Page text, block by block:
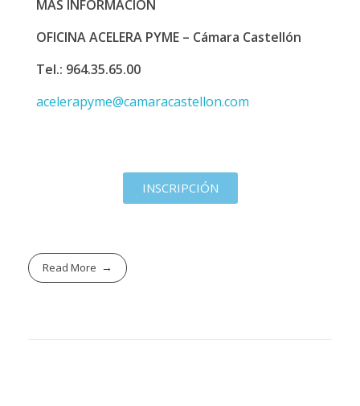
MÁS INFORMACIÓN
OFICINA ACELERA PYME – Cámara Castellón
Tel.: 964.35.65.00
acelerapyme@camaracastellon.com
INSCRIPCIÓN
Read More